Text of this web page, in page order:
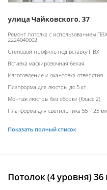
улица Чайковского, 37
Ремонт потолка с использованием
2224040002
Стеновой профиль под вставку ПВХ
Вставка маскировочная белая
Изготовление и окантовка отверстия
Платформа для люстры до 5 кг
Монтаж люстры без сборки (Класс 2)
Платформа для светильника 55-125 мм
Показать полный список
Потолок (4 уровня) 36